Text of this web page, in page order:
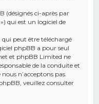
(désignés ci-après par
qui est un logiciel de
qui peut être téléchargé
phpBB a pour seul
et phpBB Limited ne
de la conduite et
n’acceptons pas.
veuillez consulter